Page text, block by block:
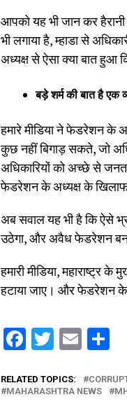
आपको यह भी जान कर
भी लगाया है, म्हाडा से
अध्यक्ष से ऐसा क्या बात हुआ
बड़े शर्म की बात है एक
हमारे मीडिया ने फेडरेशन के
कुछ नहीं बिगाड़ सकते, जो
अधिकारियों को अच्छे से
फेडरेशन के अध्यक्ष के खिलाफ
अब सवाल यह भी है कि ऐसे
उठेगा, और अवैध फेडरेशन
हमारी मीडिया, महाराष्ट्र
हटाया जाए। और फेडरेशन के
Facebook
Twitter
Email
RELATED TOPICS:
MAHARASHTRA NEWS